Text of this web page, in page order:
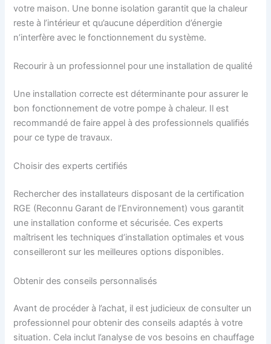
votre maison. Une bonne isolation garantit que la chaleur
reste à l’intérieur et qu’aucune déperdition d’énergie
n’interfère avec le fonctionnement du système.
Recourir à un professionnel pour une installation de qualité
Une installation correcte est déterminante pour assurer le
bon fonctionnement de votre pompe à chaleur. Il est
recommandé de faire appel à des professionnels qualifiés
pour ce type de travaux.
Choisir des experts certifiés
Rechercher des installateurs disposant de la certification
RGE (Reconnu Garant de l’Environnement) vous garantit
une installation conforme et sécurisée. Ces experts
maîtrisent les techniques d’installation optimales et vous
conseilleront sur les meilleures options disponibles.
Obtenir des conseils personnalisés
Avant de procéder à l’achat, il est judicieux de consulter un
professionnel pour obtenir des conseils adaptés à votre
situation. Cela inclut l’analyse de vos besoins en chauffage